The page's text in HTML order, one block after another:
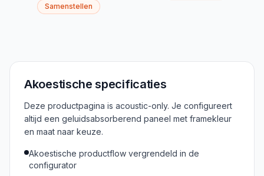
Samenstellen
Akoestische specificaties
Deze productpagina is acoustic-only. Je configureert
altijd een geluidsabsorberend paneel met framekleur
en maat naar keuze.
Akoestische productflow vergrendeld in de
configurator